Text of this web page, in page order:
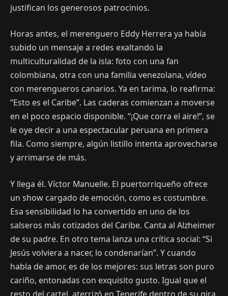
justifican los generosos patrocinios.
Horas antes, el merenguero Eddy Herrera ya había
subido un mensaje a redes exaltando la
multiculturalidad de la isla: foto con una fan
colombiana, otra con una familia venezolana, vídeo
con merengueros canarios. Ya en tarima, lo reafirma:
“Esto es el Caribe”. Las caderas comienzan a moverse
en el poco espacio disponible. “¡Que corra el aire!”, se
le oye decir a una espectacular peruana en primera
fila. Como siempre, algún listillo intenta aprovecharse
y arrimarse de más.
Y llega él. Víctor Manuelle. El puertorriqueño ofrece
un show cargado de emoción, como es costumbre.
Esa sensibilidad lo ha convertido en uno de los
salseros más cotizados del Caribe. Canta al Alzheimer
de su padre. En otro tema lanza una crítica social: “Si
Jesús volviera a nacer, lo condenarían”. Y cuando
habla de amor, es de los mejores: sus letras son puro
cariño, entonadas con exquisito gusto. Igual que el